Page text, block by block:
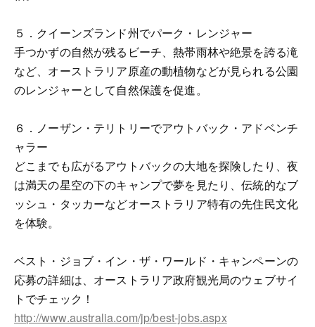
５．クイーンズランド州でパーク・レンジャー
手つかずの自然が残るビーチ、熱帯雨林や絶景を誇る滝
など、オーストラリア原産の動植物などが見られる公園
のレンジャーとして自然保護を促進。
６．ノーザン・テリトリーでアウトバック・アドベンチ
ャラー
どこまでも広がるアウトバックの大地を探険したり、夜
は満天の星空の下のキャンプで夢を見たり、伝統的なブ
ッシュ・タッカーなどオーストラリア特有の先住民文化
を体験。
ベスト・ジョブ・イン・ザ・ワールド・キャンペーンの
応募の詳細は、オーストラリア政府観光局のウェブサイ
トでチェック！
http://www.australia.com/jp/best-jobs.aspx